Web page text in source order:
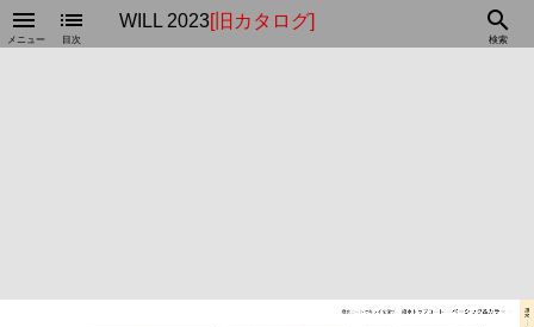
menu
メニュー
WILL 2023[旧カタログ]
list
目次
search
検索